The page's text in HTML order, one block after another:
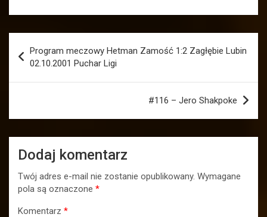
wpisu
Program meczowy Hetman Zamość 1:2 Zagłębie Lubin
02.10.2001 Puchar Ligi
#116 – Jero Shakpoke
Dodaj komentarz
Twój adres e-mail nie zostanie opublikowany. Wymagane
pola są oznaczone *
Komentarz *